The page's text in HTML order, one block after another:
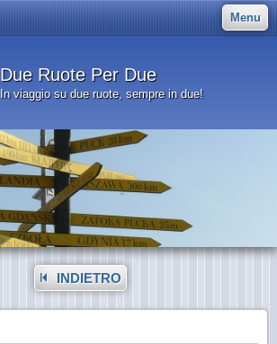
Menu
Due Ruote Per Due
In viaggio su due ruote, sempre in due!
INDIETRO